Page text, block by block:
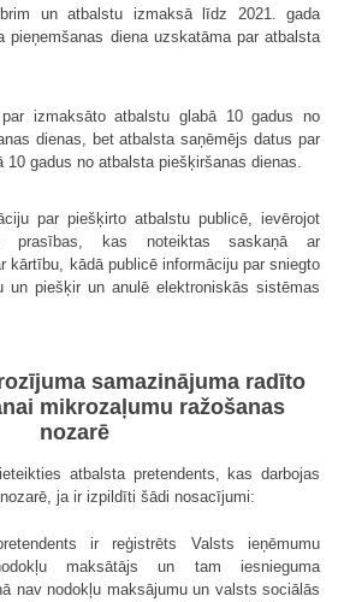
un atbalstu izmaksā līdz 2021. gada
pieņemšanas diena uzskatāma par atbalsta
izmaksāto atbalstu glabā 10 gadus no
dienas, bet atbalsta saņēmējs datus par
gadus no atbalsta piešķiršanas dienas.
par piešķirto atbalstu publicē, ievērojot
prasības, kas noteiktas saskaņā ar
kārtību, kādā publicē informāciju par sniegto
un piešķir un anulē elektroniskās sistēmas
samazinājuma radīto
mikrozaļumu ražošanas
nozarē
atbalsta pretendents, kas darbojas
ja ir izpildīti šādi nosacījumi:
ir reģistrēts Valsts ieņēmumu
maksātājs un tam iesnieguma
nav nodokļu maksājumu un valsts sociālās